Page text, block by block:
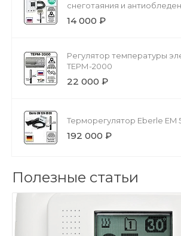
снеготаяния и
осадков
14 000 ₽
Регулятор температуры
ТЕРМ-2000
22 000 ₽
Терморегулятор Eberle EM
192 000 ₽
Полезные статьи